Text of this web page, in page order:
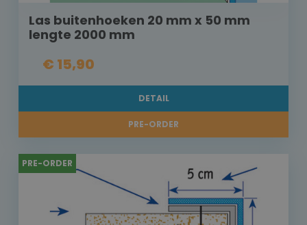
Las buitenhoeken 20 mm x 50 mm
lengte 2000 mm
€ 15,90
DETAIL
PRE-ORDER
PRE-ORDER